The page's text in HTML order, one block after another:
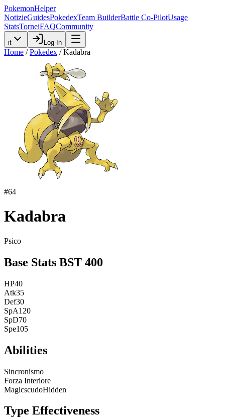
PokemonHelper
NotizieGuidesPokedexTeam BuilderBattle Co-PilotUsage
StatsTorneiFAQCommunity
it Log In
Home / Pokedex / Kadabra
#64
Kadabra
Psico
Base Stats BST 400
HP40
Atk35
Def30
SpA120
SpD70
Spe105
Abilities
Sincronismo
Forza Interiore
MagicscudoHidden
Type Effectiveness